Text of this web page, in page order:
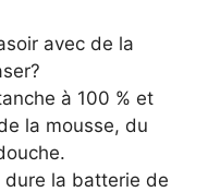
avec de la
à 100 % et
la mousse, du
dure la batterie de